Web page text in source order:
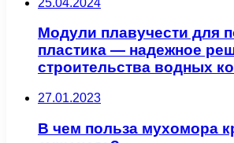
Модули плавучести для
пластика — надежное
строительства водных
27.01.2023
В чем польза мухомора